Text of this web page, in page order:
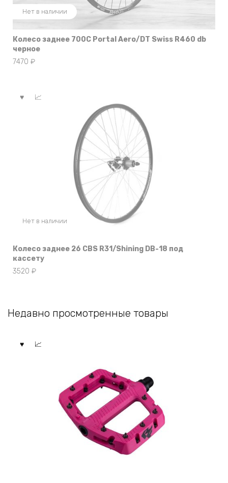
Нет в наличии
Колесо заднее 700С Portal Aero/DT Swiss R460 db
черное
7470 ₽
Нет в наличии
Колесо заднее 26 CBS R31/Shining DB-18 под
кассету
3520 ₽
Недавно просмотренные товары